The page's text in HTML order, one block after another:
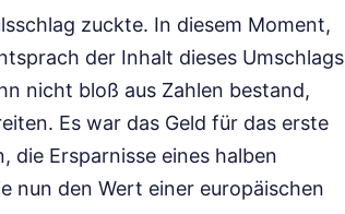
zuckte. In diesem Moment,
der Inhalt dieses Umschlags
nicht bloß aus Zahlen bestand,
Es war das Geld für das erste
die Ersparnisse eines halben
nun den Wert einer europäischen